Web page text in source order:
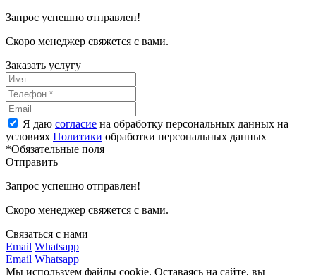
Запрос успешно отправлен!
Скоро менеджер свяжется с вами.
Заказать услугу
Я даю согласие на обработку персональных данных на
условиях Политики обработки персональных данных
*Обязательные поля
Отправить
Запрос успешно отправлен!
Скоро менеджер свяжется с вами.
Связаться с нами
Email Whatsapp
Email Whatsapp
Мы используем файлы cookie. Оставаясь на сайте, вы